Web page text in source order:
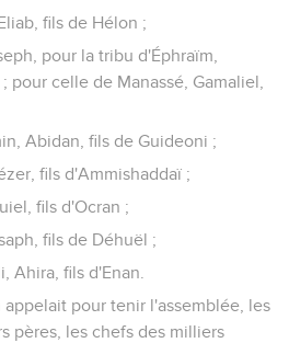
fils de Hélon ;
pour la tribu d'Éphraïm,
pour celle de Manassé, Gamaliel,
Abidan, fils de Guideoni ;
fils d'Ammishaddaï ;
fils d'Ocran ;
fils de Déhuël ;
Ahira, fils d'Enan.
pour tenir l'assemblée, les
pères, les chefs des milliers